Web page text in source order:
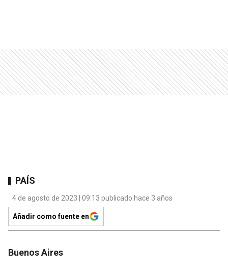
PAÍS
4 de agosto de 2023 | 09:13 publicado hace 3 años
Añadir como fuente en
Buenos Aires